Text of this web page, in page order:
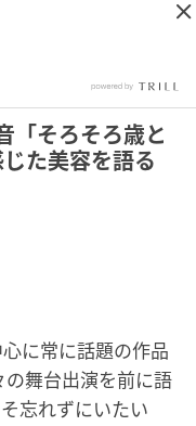
「そろそろ歳と
た美容を語る
に常に話題の作品
舞台出演を前に語
忘れずにいたい